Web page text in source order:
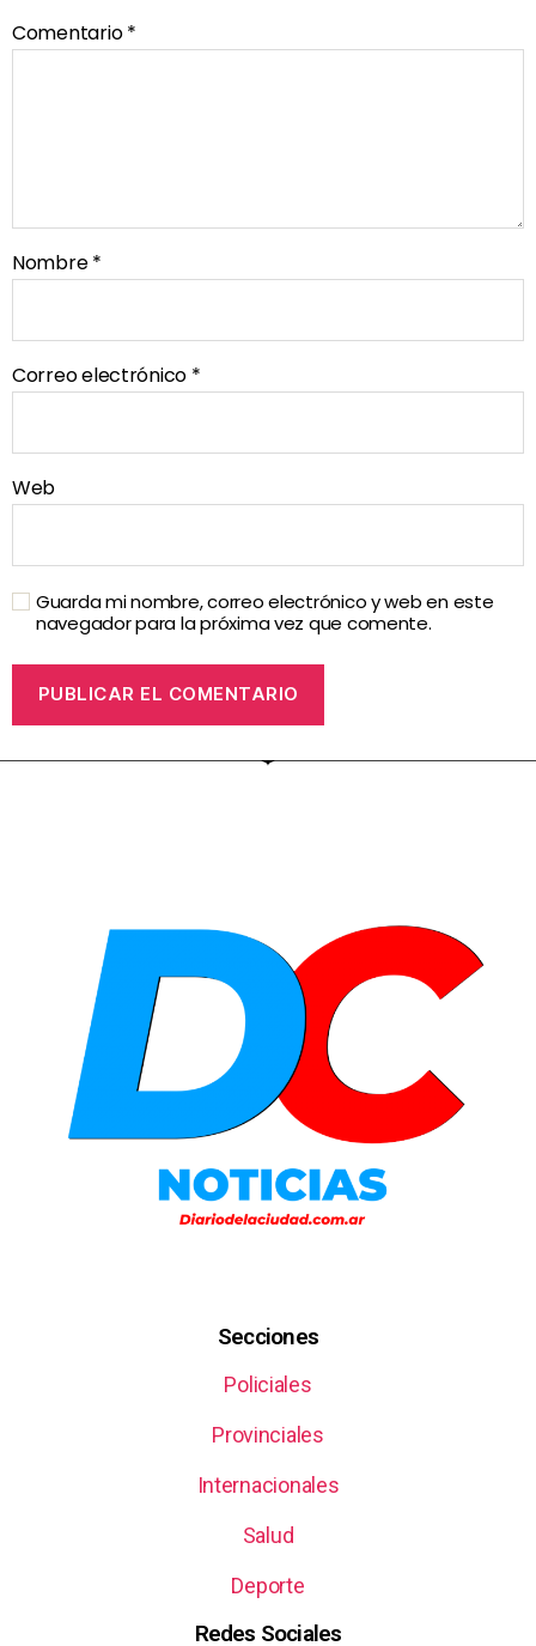
Comentario*
Nombre*
Correo electrónico *
Web
Guarda mi nombre, correo electrónico y web en este
navegador para la próxima vez que comente.
Secciones
Policiales
Provinciales
Internacionales
Salud
Deporte
Redes Sociales